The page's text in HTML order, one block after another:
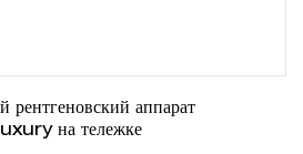
аппарат
на тележке